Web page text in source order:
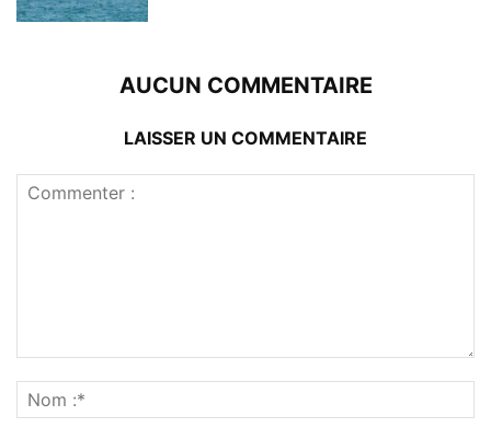
AUCUN COMMENTAIRE
LAISSER UN COMMENTAIRE